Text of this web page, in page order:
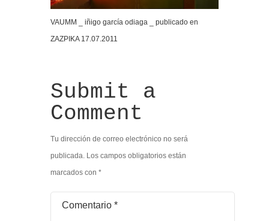
VAUMM _ iñigo garcía odiaga _ publicado en
ZAZPIKA 17.07.2011
Submit a
Comment
Tu dirección de correo electrónico no será
publicada. Los campos obligatorios están
marcados con *